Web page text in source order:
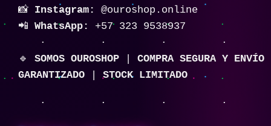
📸 Instagram:
@ouroshop.online
📲 WhatsApp: +57 323 9538937
🔹 SOMOS OUROSHOP
COMPRA SEGURA Y ENVÍO
GARANTIZADO |STOCK LIMITADO